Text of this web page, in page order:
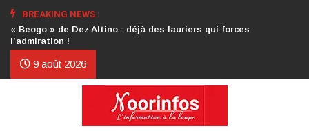
BREAKING NEWS :
Crise au CDP : l’authentification de la lettre du président
d’honneur toujours attendue
9 août 2026